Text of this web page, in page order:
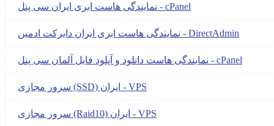
نمایندگی هاست ابری ایران سی پنل - cPanel
نمایندگی هاست ابری ایران دایرکت ادمین - DirectAdmin
نمایندگی هاست دانلود و آپلود فایل آلمان سی پنل - cPanel
سرور مجازی (SSD) ایران - VPS
سرور مجازی (Raid10) ایران - VPS